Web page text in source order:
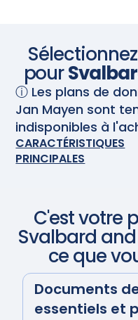
Scannez
transparente.
pour
ⓘ Les plans de
Jan Mayen sont
indisponibles à
CARACTÉRISTIQUES
PRINCIPALES
C'est votre
Svalbard
ce que
Documents
essentiels et